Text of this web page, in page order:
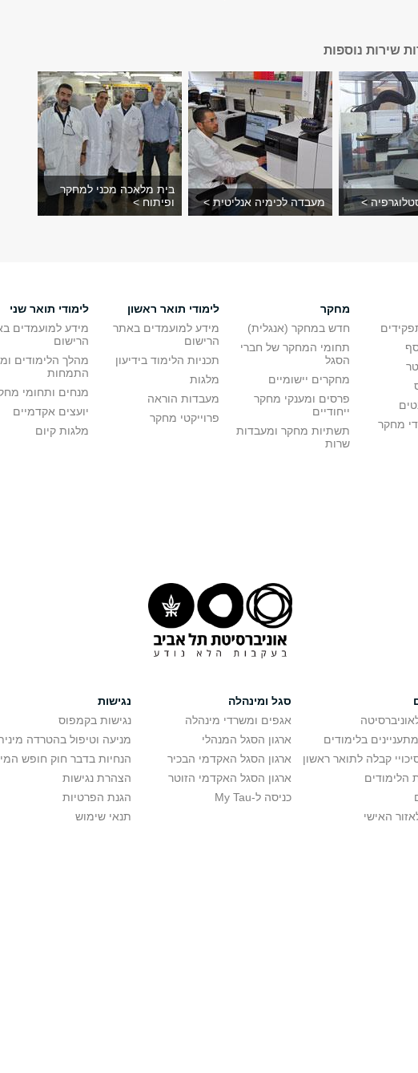
שירות נוספות
> מעבדה לכימיה אנליטית >
בית מלאכה מכני למחקר
ופיתוח >
מחקר
מחקר
חדש במחקר (אנגלית)
תחומי המחקר של חברי
הסגל
מחקרים יישומיים
פרסים ומענקי מחקר
ייחודיים
תשתיות מחקר ומעבדות
שרות
לימודי תואר ראשון
מידע למועמדים באתר
הרישום
תכניות הלימוד בידיעון
מלגות
מעבדות הוראה
פרוייקטי מחקר
לימודי תואר שני
מידע למועמדים
הרישום
מהלך הלימודים
התמחות
מנחים ותחומי
יועצים אקדמיים
מלגות קיום
בלימודים
קבלה לתואר ראשון
הלימודים
האישי
סגל ומינהלה
אגפים ומשרדי מינהלה
ארגון הסגל המנהלי
ארגון הסגל האקדמי הבכיר
ארגון הסגל האקדמי הזוטר
כניסה ל-My Tau
נגישות
נגישות בקמפוס
מניעה וטיפול בהטרדה
הנחיות בדבר חוק חופש
הצהרת נגישות
הגנת הפרטיות
תנאי שימוש